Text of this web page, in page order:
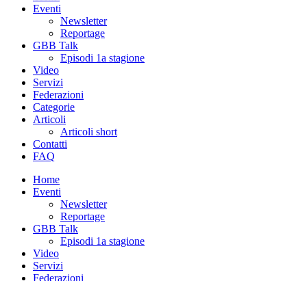
Eventi
Newsletter
Reportage
GBB Talk
Episodi 1a stagione
Video
Servizi
Federazioni
Categorie
Articoli
Articoli short
Contatti
FAQ
Home
Eventi
Newsletter
Reportage
GBB Talk
Episodi 1a stagione
Video
Servizi
Federazioni